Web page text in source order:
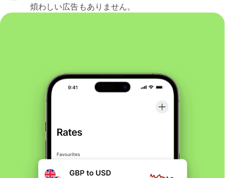
煩わしい広告もありません。